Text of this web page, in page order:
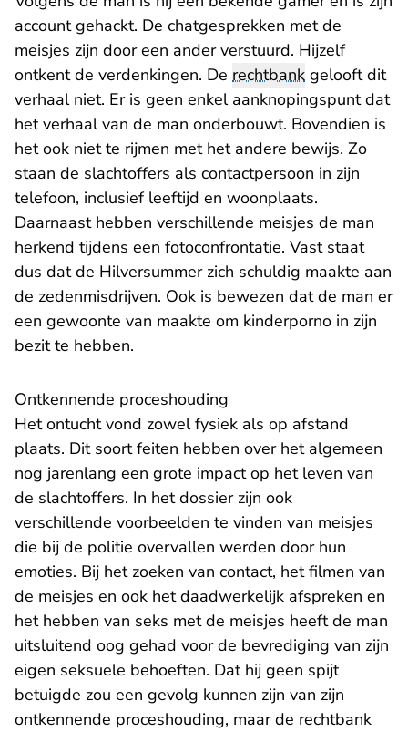
account gehackt. De chatgesprekken met de
meisjes zijn door een ander verstuurd. Hijzelf
ontkent de verdenkingen. De rechtbank gelooft dit
verhaal niet. Er is geen enkel aanknopingspunt dat
het verhaal van de man onderbouwt. Bovendien is
het ook niet te rijmen met het andere bewijs. Zo
staan de slachtoffers als contactpersoon in zijn
telefoon, inclusief leeftijd en woonplaats.
Daarnaast hebben verschillende meisjes de man
herkend tijdens een fotoconfrontatie. Vast staat
dus dat de Hilversummer zich schuldig maakte aan
de zedenmisdrijven. Ook is bewezen dat de man er
een gewoonte van maakte om kinderporno in zijn
bezit te hebben.
Ontkennende proceshouding
Het ontucht vond zowel fysiek als op afstand
plaats. Dit soort feiten hebben over het algemeen
nog jarenlang een grote impact op het leven van
de slachtoffers. In het dossier zijn ook
verschillende voorbeelden te vinden van meisjes
die bij de politie overvallen werden door hun
emoties. Bij het zoeken van contact, het filmen van
de meisjes en ook het daadwerkelijk afspreken en
het hebben van seks met de meisjes heeft de man
uitsluitend oog gehad voor de bevrediging van zijn
eigen seksuele behoeften. Dat hij geen spijt
betuigde zou een gevolg kunnen zijn van zijn
ontkennende proceshouding, maar de rechtbank